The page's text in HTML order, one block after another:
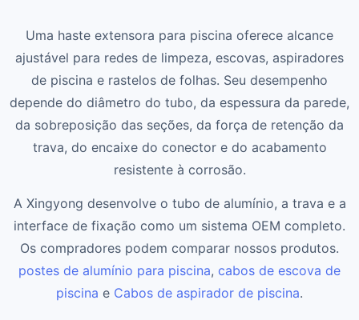
Uma haste extensora para piscina oferece alcance
ajustável para redes de limpeza, escovas, aspiradores
de piscina e rastelos de folhas. Seu desempenho
depende do diâmetro do tubo, da espessura da parede,
da sobreposição das seções, da força de retenção da
trava, do encaixe do conector e do acabamento
resistente à corrosão.
A Xingyong desenvolve o tubo de alumínio, a trava e a
interface de fixação como um sistema OEM completo.
Os compradores podem comparar nossos produtos.
postes de alumínio para piscina, cabos de escova de
piscina e Cabos de aspirador de piscina.